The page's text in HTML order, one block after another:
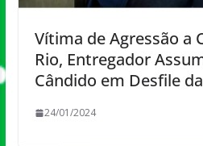
Vítima de Agressão a
Rio, Entregador
Cândido em Desfile
24/01/2024